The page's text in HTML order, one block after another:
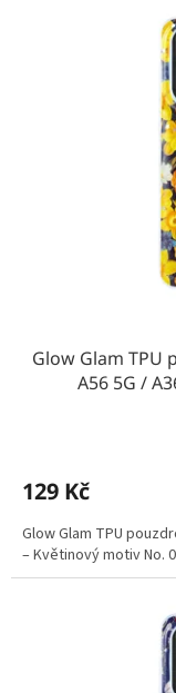
Glow Glam TPU
A56 5G /
129 Kč
Glow Glam TPU
– Květinový motiv No.